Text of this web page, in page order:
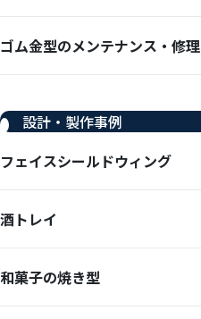
ゴム金型のメンテナンス・修理
設計・製作事例
フェイスシールドウィング
酒トレイ
和菓子の焼き型